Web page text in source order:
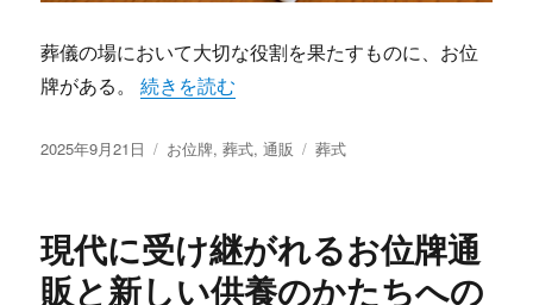
葬儀の場において大切な役割を果たすものに、お位
牌がある。“家族の想いを形にする通販時代のお位牌選
続きを読む
投
2025年9月21日
カ
ー
お位牌,葬式,通販
タ
葬式
現代に受け継がれるお位牌通
販と新しい供養のかたちへの